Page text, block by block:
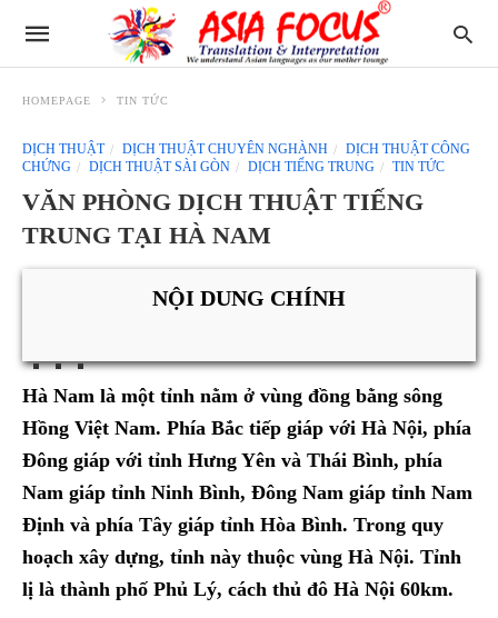
HOMEPAGE TIN TỨC
DỊCH THUẬT DỊCH THUẬT CHUYÊN NGHÀNH
DỊCH THUẬT CÔNG
CHỨNG
DỊCH THUẬT SÀI GÒN DỊCH TIẾNG TRUNG TIN TỨC
VĂN PHÒNG DỊCH THUẬT TIẾNG
TRUNG TẠI HÀ NAM
NỘI DUNG CHÍNH
Hà Nam là một tỉnh nằm ở vùng đồng bằng sông
Hồng Việt Nam. Phía Bắc tiếp giáp với Hà Nội, phía
Đông giáp với tỉnh Hưng Yên và Thái Bình, phía
Nam giáp tỉnh Ninh Bình, Đông Nam giáp tỉnh Nam
Định và phía Tây giáp tỉnh Hòa Bình. Trong quy
hoạch xây dựng, tỉnh này thuộc vùng Hà Nội. Tỉnh
lị là thành phố Phủ Lý, cách thủ đô Hà Nội 60km.